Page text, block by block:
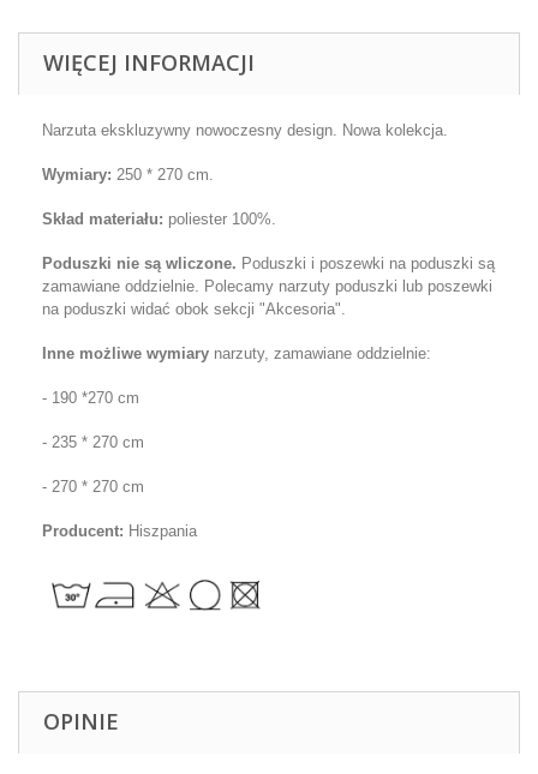
WIĘCEJ INFORMACJI
Narzuta ekskluzywny nowoczesny design. Nowa kolekcja.
Wymiary: 250 * 270 cm.
Skład materiału: poliester 100%.
Poduszki nie są wliczone. Poduszki i poszewki na poduszki są
zamawiane oddzielnie. Polecamy narzuty poduszki lub poszewki
na poduszki widać obok sekcji "Akcesoria".
Inne możliwe wymiary narzuty, zamawiane oddzielnie:
- 190 *270 cm
- 235 * 270 cm
- 270 * 270 cm
Producent: Hiszpania
OPINIE